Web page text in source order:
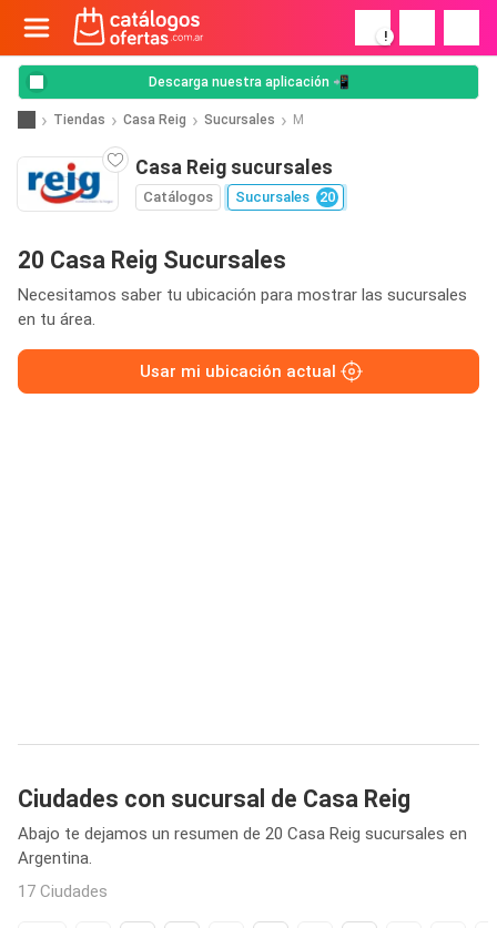
!
Descarga nuestra aplicación 📲
Tiendas Casa Reig Sucursales M
Casa Reig sucursales
Catálogos Sucursales 20
20 Casa Reig Sucursales
Necesitamos saber tu ubicación para mostrar las sucursales
en tu área.
Usar mi ubicación actual
Ciudades con sucursal de Casa Reig
Abajo te dejamos un resumen de 20 Casa Reig sucursales en
Argentina.
17 Ciudades